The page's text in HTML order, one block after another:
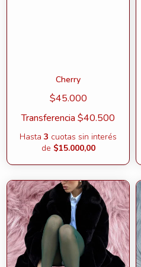
Cherry
$45.000
Transferencia$40.500
Hasta3 cuotas sin interés
de $15.000,00